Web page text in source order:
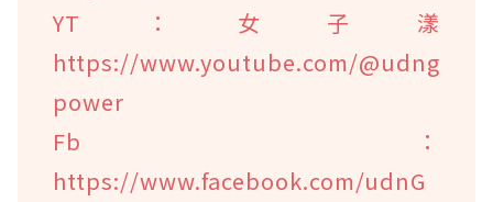
YT：女子漾
https://www.youtube.com/@udng
power
Fb：
https://www.facebook.com/udnG